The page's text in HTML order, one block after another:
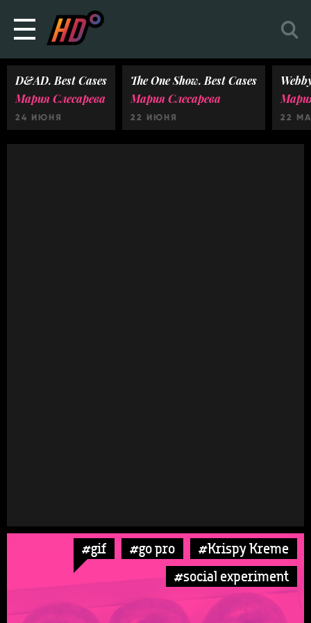
D&AD. Best Cases
Мария Слесарева
24 ИЮНЯ
The One Show. Best Cases
Мария Слесарева
22 ИЮНЯ 22
#gif #go pro
#Krispy Kreme
#social experiment